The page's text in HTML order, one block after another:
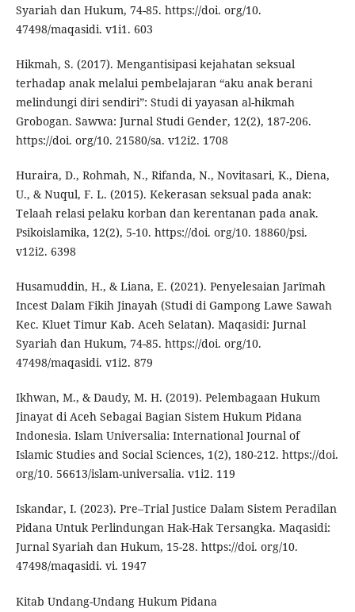
Syariah dan Hukum, 74-85. https://doi. org/10.
47498/maqasidi. v1i1. 603
Hikmah, S. (2017). Mengantisipasi kejahatan seksual
terhadap anak melalui pembelajaran “aku anak berani
melindungi diri sendiri”: Studi di yayasan al-hikmah
Grobogan. Sawwa: Jurnal Studi Gender, 12(2), 187-206.
https://doi. org/10. 21580/sa. v12i2. 1708
Huraira, D., Rohmah, N., Rifanda, N., Novitasari, K., Diena,
U., & Nuqul, F. L. (2015). Kekerasan seksual pada anak:
Telaah relasi pelaku korban dan kerentanan pada anak.
Psikoislamika, 12(2), 5-10. https://doi. org/10. 18860/psi.
v12i2. 6398
Husamuddin, H., & Liana, E. (2021). Penyelesaian Jarīmah
Incest Dalam Fikih Jinayah (Studi di Gampong Lawe Sawah
Kec. Kluet Timur Kab. Aceh Selatan). Maqasidi: Jurnal
Syariah dan Hukum, 74-85. https://doi. org/10.
47498/maqasidi. v1i2. 879
Ikhwan, M., & Daudy, M. H. (2019). Pelembagaan Hukum
Jinayat di Aceh Sebagai Bagian Sistem Hukum Pidana
Indonesia. Islam Universalia: International Journal of
Islamic Studies and Social Sciences, 1(2), 180-212. https://doi.
org/10. 56613/islam-universalia. v1i2. 119
Iskandar, I. (2023). Pre–Trial Justice Dalam Sistem Peradilan
Pidana Untuk Perlindungan Hak-Hak Tersangka. Maqasidi:
Jurnal Syariah dan Hukum, 15-28. https://doi. org/10.
47498/maqasidi. vi. 1947
Kitab Undang-Undang Hukum Pidana